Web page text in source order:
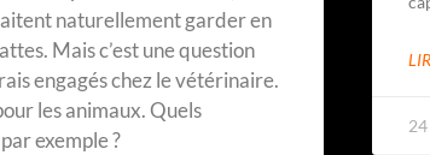
naturellement garder en
Mais c’est une question
engagés chez le vétérinaire.
les animaux. Quels
exemple ?